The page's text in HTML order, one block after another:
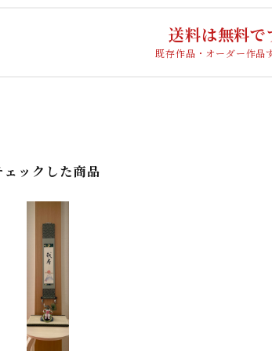
送料は無料で
既存作品・オーダー作品
ェックした商品